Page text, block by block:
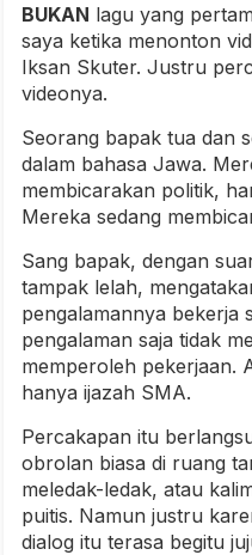
BUKAN lagu yang
saya ketika menonton
Iksan Skuter. Justru
videonya.
Seorang bapak tua dan
dalam bahasa Jawa.
membicarakan politik,
Mereka sedang
Sang bapak, dengan
tampak lelah,
pengalamannya bekerja
pengalaman saja tidak
memperoleh pekerjaan.
hanya ijazah SMA.
Percakapan itu
obrolan biasa di ruang
meledak-ledak, atau
puitis. Namun justru
dialog itu terasa begitu